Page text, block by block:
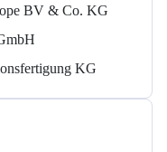
BV & Co. KG
KG